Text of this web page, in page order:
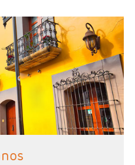
2 Noches en Oaxaca, 2
en Palenque
el circuito